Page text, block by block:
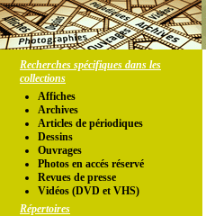
Recherches spécifiques dans les
collections
Affiches
Archives
Articles de périodiques
Dessins
Ouvrages
Photos en accés réservé
Revues de presse
Vidéos (DVD et VHS)
Répertoires